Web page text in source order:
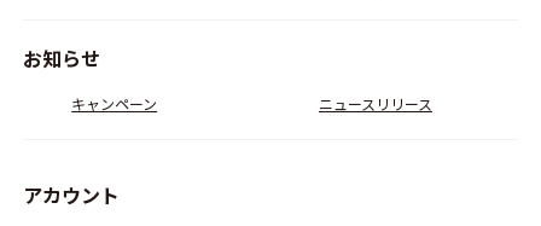
お知らせ
キャンペーン ニュースリリース
アカウント